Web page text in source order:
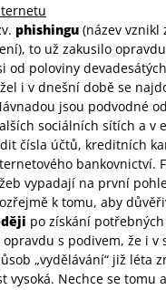
phishingu (název vznikl
to už zakusilo
od poloviny
i v dnešní době se
jsou podvodné
sociálních sítích a v
čísla účtů, kreditních
bankovnictví.
vypadají na první
k tomu, aby
po získání
opravdu s podivem, že i v
„vydělávání“ již léta
vysoká. Nechce se tomu